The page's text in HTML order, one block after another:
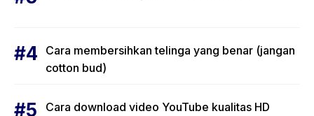
Cara membersihkan telinga yang benar (jangan
cotton bud)
Cara download video YouTube kualitas HD